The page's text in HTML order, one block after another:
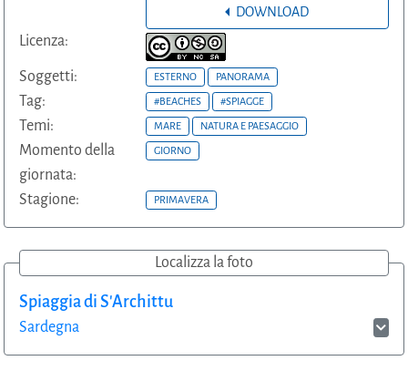
DOWNLOAD
Licenza:
Soggetti: ESTERNO PANORAMA
Tag: #BEACHES #SPIAGGE
Temi: MARE NATURA E PAESAGGIO
Momento della
giornata:
GIORNO
Stagione: PRIMAVERA
Localizza la foto
Spiaggia di S'Archittu
Sardegna